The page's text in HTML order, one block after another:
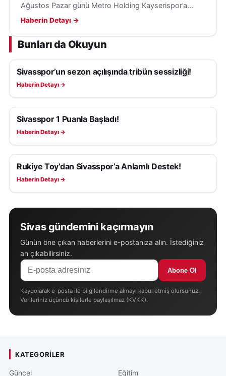
Ağustos Pazar günü Metro Holding Kayserispor’a
konuk olacak; hedef ilk galibiyet ve transfer takviyeleri.
Haberin Detayı →
Bunları da Okuyun
SIVASSPOR HABERLERI
Sivasspor’un sezon açılışında tribün sessizliği!
Haberin Detayı →
SIVASSPOR HABERLERI
Sivasspor 1 Puanla Başladı!
Haberin Detayı →
SIVASSPOR HABERLERI
Rukiye Toy’dan Sivasspor’a Anlamlı Destek!
Haberin Detayı →
Sivas gündemini kaçırmayın
Günün öne çıkan haberlerini e-postanıza alın. İstediğiniz
an çıkabilirsiniz.
Abone Ol
Kaydolarak e-posta ile bilgilendirme almayı kabul etmiş olursunuz.
Verileriniz üçüncü kişilerle paylaşılmaz (KVKK).
KATEGORILER
Güncel
Eğitim